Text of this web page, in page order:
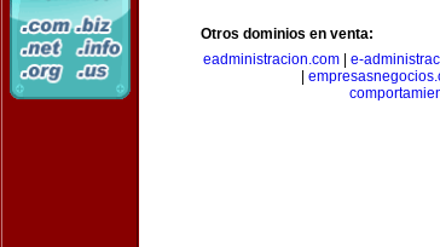
Otros dominios en venta:
eadministracion.com| e-